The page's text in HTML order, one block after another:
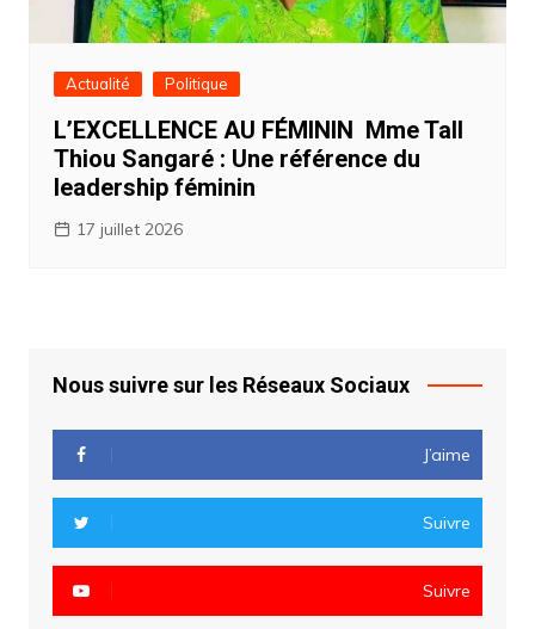
Actualité Politique
L’EXCELLENCE AU FÉMININ Mme Tall
Thiou Sangaré : Une référence du
leadership féminin
17 juillet 2026
Nous suivre sur les Réseaux Sociaux
J’aime
Suivre
Suivre